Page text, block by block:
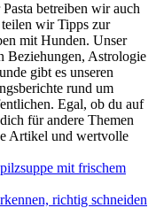
betreiben wir auch
teilen wir Tipps zur
mit Hunden. Unser
Beziehungen, Astrologie
gibt es unseren
rund um
Egal, ob du auf
für andere Themen
Artikel und wertvolle
mit frischem
richtig schneiden